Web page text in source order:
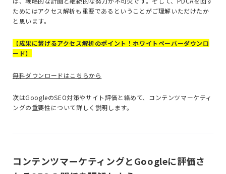
ためにはアクセス解析も重要であるということがご理解いただけたか
と思います。
【成果に繋げるアクセス解析のポイント！ホワイトペーパーダウンロ
ード】
無料ダウンロードはこちらから
次はGoogleのSEO対策やサイト評価と絡めて、コンテンツマーケティ
ングの重要性について詳しく説明します。
コンテンツマーケティングとGoogleに評価さ